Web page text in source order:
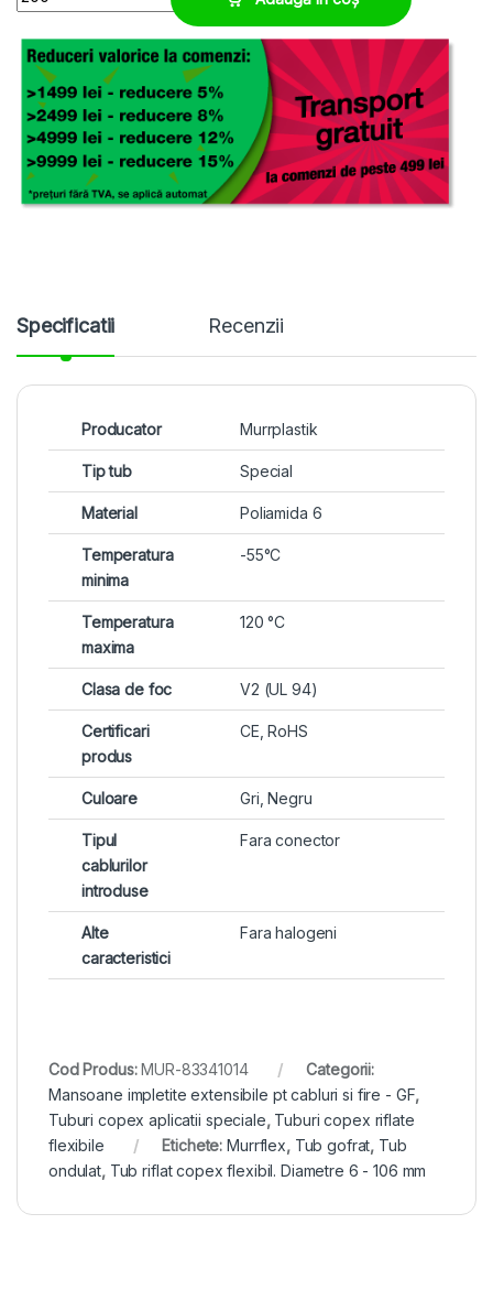
Specificatii Recenzii
Producator Murrplastik
Tip tub Special
Material Poliamida 6
Temperatura
minima
-55°C
Temperatura
maxima
120 °C
Clasa de foc V2 (UL 94)
Certificari
produs
CE, RoHS
Culoare Gri, Negru
Tipul
cablurilor
introduse
Fara conector
Alte
caracteristici
Fara halogeni
Cod Produs:MUR-83341014
Categorii:
Mansoane impletite extensibile pt cabluri si fire - GF,
Tuburi copex aplicatii speciale, Tuburi copex riflate
flexibile
Etichete:Murrflex, Tub gofrat, Tub
ondulat, Tub riflat copex flexibil. Diametre 6 - 106 mm